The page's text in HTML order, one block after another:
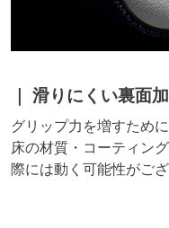
滑りにくい裏面
グリップ力を増すため
床の材質・コーティン
際には動く可能性がご